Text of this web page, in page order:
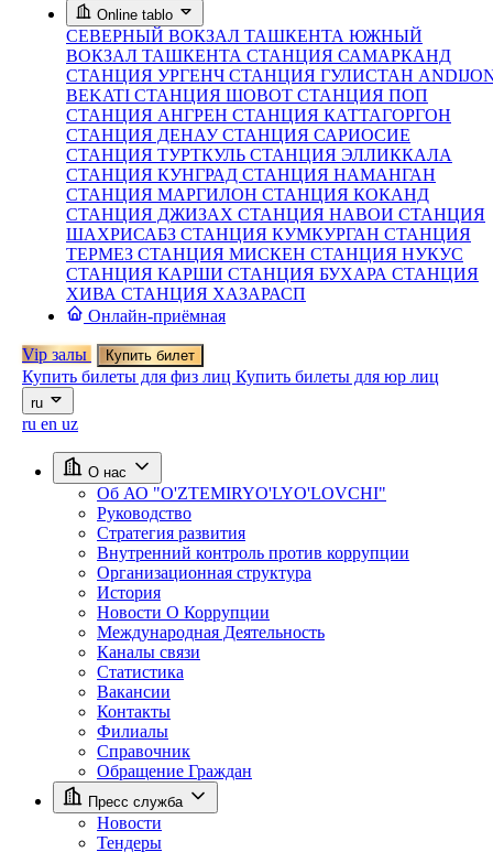
Online tablo
СЕВЕРНЫЙ ВОКЗАЛ ТАШКЕНТА ЮЖНЫЙ
ВОКЗАЛ ТАШКЕНТА СТАНЦИЯ САМАРКАНД
СТАНЦИЯ УРГЕНЧ СТАНЦИЯ ГУЛИСТАН
BEKATI СТАНЦИЯ ШОВОТ СТАНЦИЯ ПОП
СТАНЦИЯ АНГРЕН СТАНЦИЯ КАТТАГОРГОН
СТАНЦИЯ ДЕНАУСТАНЦИЯ САРИОСИЕ
СТАНЦИЯ ТУРТКУЛЬ СТАНЦИЯ ЭЛЛИККАЛА
СТАНЦИЯ КУНГРАД СТАНЦИЯ НАМАНГАН
СТАНЦИЯ МАРГИЛОН СТАНЦИЯ КОКАНД
СТАНЦИЯ ДЖИЗАХ СТАНЦИЯ НАВОИ СТАНЦИЯ
ШАХРИСАБЗ СТАНЦИЯ КУМКУРГАН СТАНЦИЯ
ТЕРМЕЗ СТАНЦИЯ МИСКЕН СТАНЦИЯ НУКУС
СТАНЦИЯ КАРШИ СТАНЦИЯ БУХАРА СТАНЦИЯ
ХИВА СТАНЦИЯ ХАЗАРАСП
Онлайн-приёмная
Vip залы Купить билет
Купить билеты для физ лиц Купить билеты для юр лиц
ru
ru en uz
О нас
Об АО "O'ZTEMIRYO'LYO'LOVCHI"
Руководство
Стратегия развития
Внутренний контроль против коррупции
Организационная структура
История
Новости О Коррупции
Международная Деятельность
Каналы связи
Статистика
Вакансии
Контакты
Филиалы
Справочник
Обращение Граждан
Пресс служба
Новости
Тендеры